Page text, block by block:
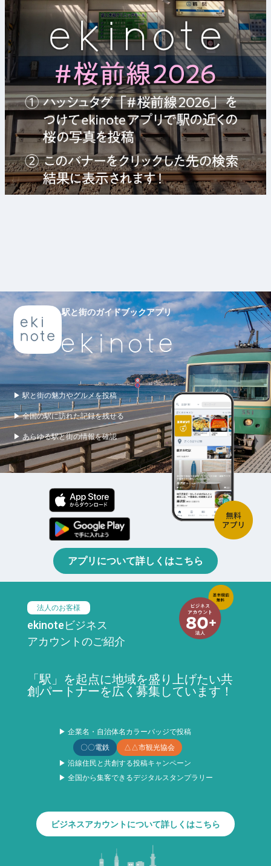
駅と街のガイドブックアプリ
▶ 駅と街の魅力やグルメを投稿
▶ 全国の駅に訪れた記録を残せる
▶ あらゆる駅と街の情報を確認
アプリについて詳しくはこちら
法人のお客様
ekinoteビジネス
アカウントのご紹介
「駅」を起点に地域を盛り上げたい共
創パートナーを広く募集しています！
▶ 企業名・自治体名カラーバッジで投稿
〇〇電鉄
△△市観光協会
▶ 沿線住民と共創する投稿キャンペーン
▶ 全国から集客できるデジタルスタンプラリー
ビジネスアカウントについて詳しくはこちら